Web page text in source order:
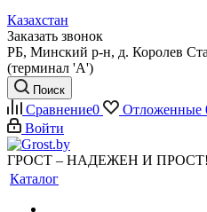
Казахстан
Заказать звонок
РБ, Минский р-н, д. Королев
(терминал 'А')
Поиск
Сравнение0 Отложенные
Войти
ГРОСТ – НАДЕЖЕН И ПРОСТ!
Каталог